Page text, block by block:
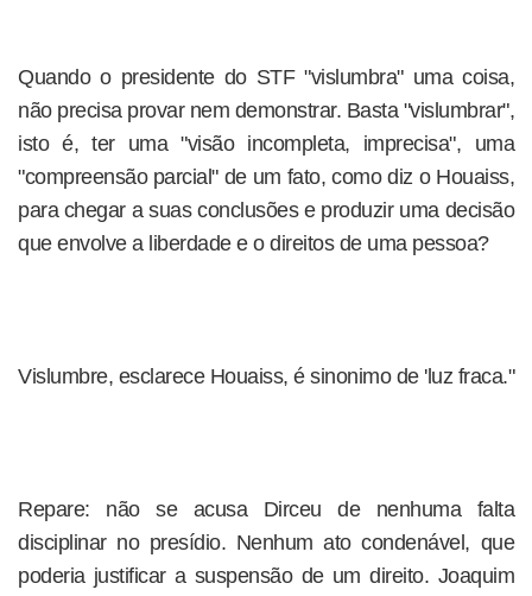
Quando o presidente do STF "vislumbra" uma coisa,
não precisa provar nem demonstrar. Basta "vislumbrar",
isto é, ter uma "visão incompleta, imprecisa", uma
"compreensão parcial" de um fato, como diz o Houaiss,
para chegar a suas conclusões e produzir uma decisão
que envolve a liberdade e o direitos de uma pessoa?
Vislumbre, esclarece Houaiss, é sinonimo de 'luz fraca."
Repare: não se acusa Dirceu de nenhuma falta
disciplinar no presídio. Nenhum ato condenável, que
poderia justificar a suspensão de um direito. Joaquim